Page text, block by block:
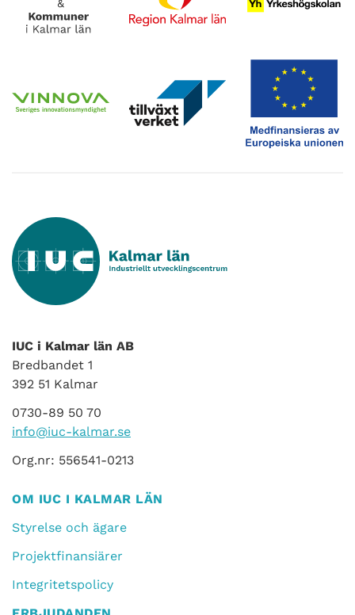
IUC i Kalmar län AB
Bredbandet 1
392 51 Kalmar
0730-89 50 70
info@iuc-kalmar.se
Org.nr: 556541-0213
OM IUC I KALMAR LÄN
Styrelse och ägare
Projektfinansiärer
Integritetspolicy